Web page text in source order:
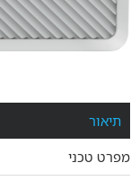
תיאור
מפרט טכני